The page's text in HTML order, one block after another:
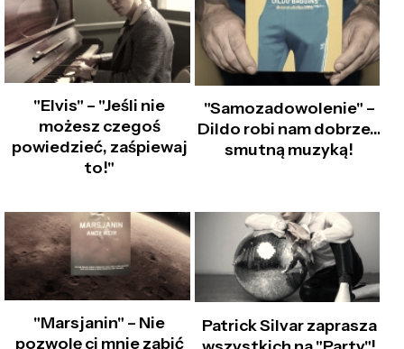
"Elvis" – "Jeśli nie
możesz czegoś
powiedzieć, zaśpiewaj
to!"
"Samozadowolenie" –
Dildo robi nam dobrze…
smutną muzyką!
"Marsjanin" – Nie
pozwolę ci mnie zabić
Patrick Silvar zaprasza